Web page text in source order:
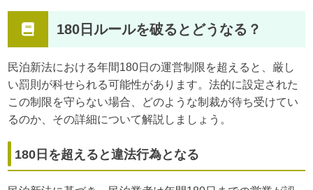
180日ルールを破るとどうなる？
民泊新法における年間180日の運営制限を超えると、厳し
い罰則が科せられる可能性があります。法的に設定された
この制限を守らない場合、どのような制裁が待ち受けてい
るのか、その詳細について解説しましょう。
180日を超えると違法行為となる